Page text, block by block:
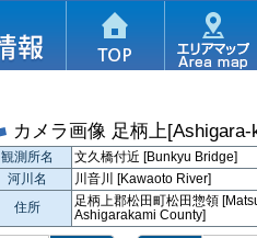
カメラ画像 足柄上[Ashigara-
観測所名
文久橋付近 [Bunkyu Bridge]
河川名
川音川 [Kawaoto River]
住所
足柄上郡松田町松田惣領
Ashigarakami County]